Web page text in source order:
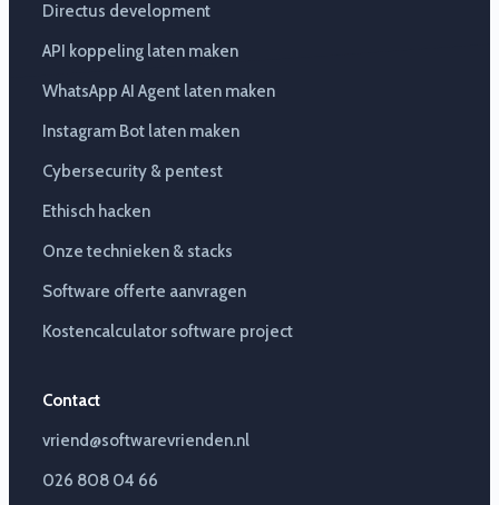
Directus development
API koppeling laten maken
WhatsApp AI Agent laten maken
Instagram Bot laten maken
Cybersecurity & pentest
Ethisch hacken
Onze technieken & stacks
Software offerte aanvragen
Kostencalculator software project
Contact
vriend@softwarevrienden.nl
026 808 04 66